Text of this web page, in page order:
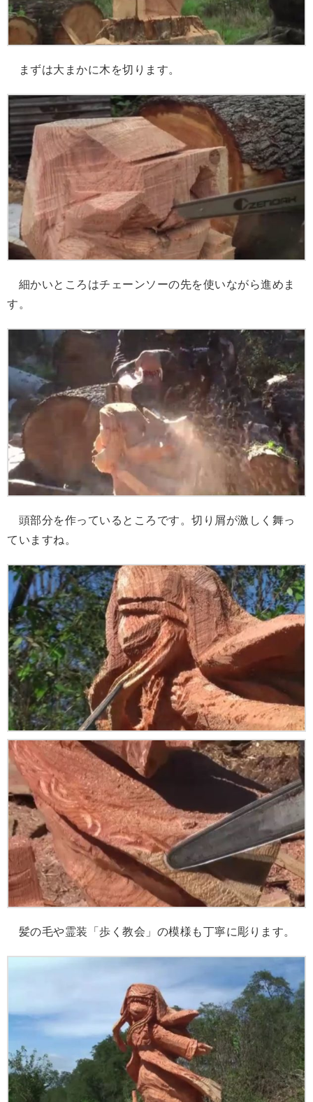
まずは大まかに木を切ります。
細かいところはチェーンソーの先を使いながら進めま
す。
頭部分を作っているところです。切り屑が激しく舞っ
ていますね。
髪の毛や霊装「歩く教会」の模様も丁寧に彫ります。